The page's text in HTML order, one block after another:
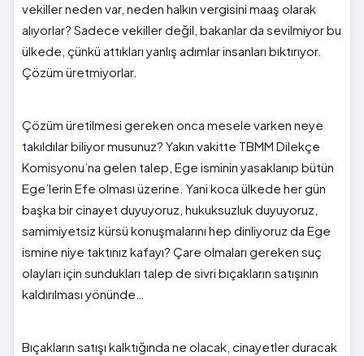
vekiller neden var, neden halkın vergisini maaş olarak
alıyorlar? Sadece vekiller değil, bakanlar da sevilmiyor bu
ülkede, çünkü attıkları yanlış adımlar insanları bıktırıyor.
Çözüm üretmiyorlar.
Çözüm üretilmesi gereken onca mesele varken neye
takıldılar biliyor musunuz? Yakın vakitte TBMM Dilekçe
Komisyonu’na gelen talep, Ege isminin yasaklanıp bütün
Ege’lerin Efe olması üzerine. Yani koca ülkede her gün
başka bir cinayet duyuyoruz, hukuksuzluk duyuyoruz,
samimiyetsiz kürsü konuşmalarını hep dinliyoruz da Ege
ismine niye taktınız kafayı? Çare olmaları gereken suç
olayları için sundukları talep de sivri bıçakların satışının
kaldırılması yönünde…
Bıçakların satışı kalktığında ne olacak, cinayetler duracak